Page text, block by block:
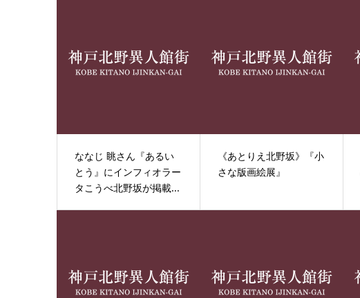
ななじ 眺さん『あるい
とう』にインフィオラー
タこうべ北野坂が掲載...
《あとりえ北野坂》『小
さな版画絵展』